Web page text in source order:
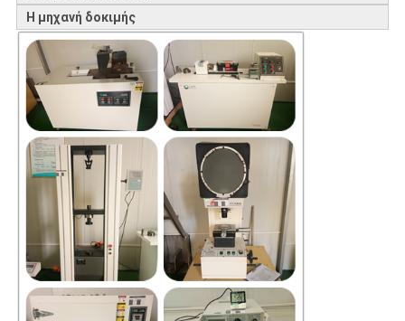
Η μηχανή δοκιμής